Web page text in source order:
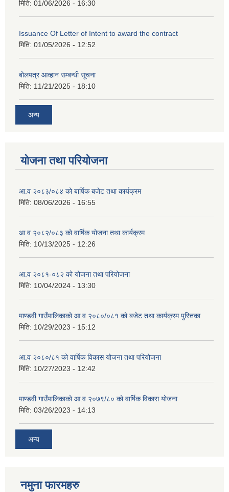
मिति: 01/06/2026 - 16:30
Issuance Of Letter of Intent to award the contract
मिति: 01/05/2026 - 12:52
बोलपत्र आव्हान सम्बन्धी सूचना
मिति: 11/21/2025 - 18:10
अन्य
योजना तथा परियोजना
आ.व २०८३/०८४ को बार्षिक बजेट तथा कार्यक्रम
मिति: 08/06/2026 - 16:55
आ.व २०८२/०८३ को वार्षिक योजना तथा कार्यक्रम
मिति: 10/13/2025 - 12:26
आ.व २०८१-०८२ को योजना तथा परियोजना
मिति: 10/04/2024 - 13:30
माण्डवी गाउँपालिकाको आ.व २०८०/०८१ को बजेट तथा कार्यक्रम पुस्तिका
मिति: 10/29/2023 - 15:12
आ.व २०८०/८१ को वार्षिक विकास योजना तथा परियोजना
मिति: 10/27/2023 - 12:42
माण्डवी गाउँपालिकाको आ.व २०७९/८० को वार्षिक विकास योजना
मिति: 03/26/2023 - 14:13
अन्य
नमुना फारमहरु